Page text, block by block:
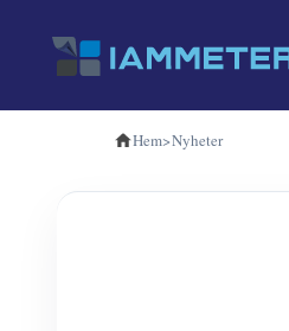
Hem>Nyheter